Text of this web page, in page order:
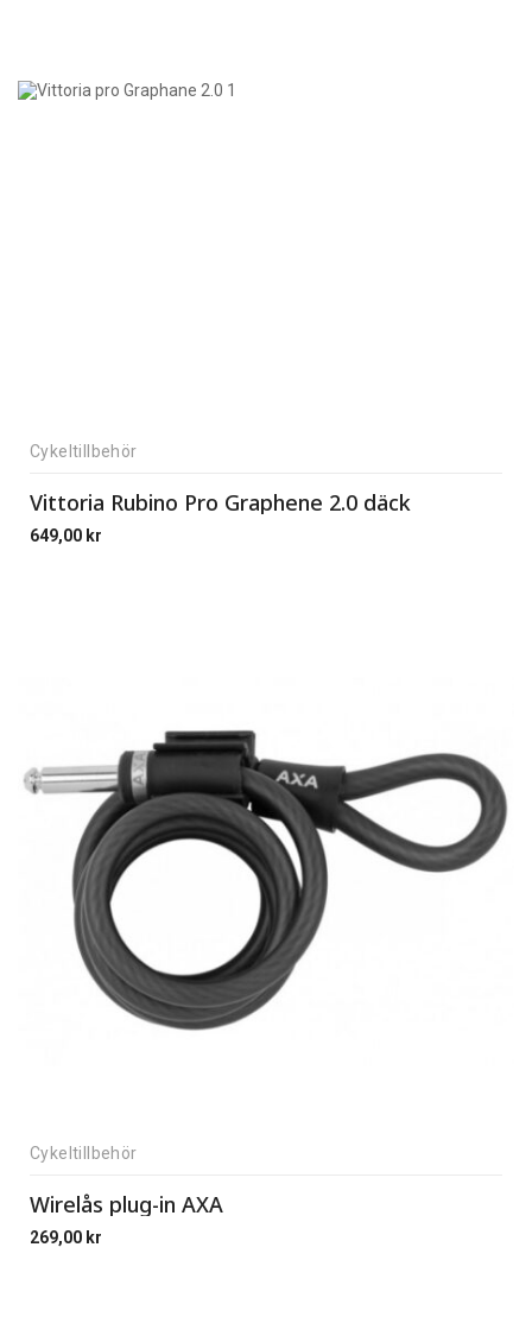
Cykeltillbehör
Vittoria Rubino Pro Graphene 2.0 däck
649,00 kr
Cykeltillbehör
Wirelås plug-in AXA
269,00 kr